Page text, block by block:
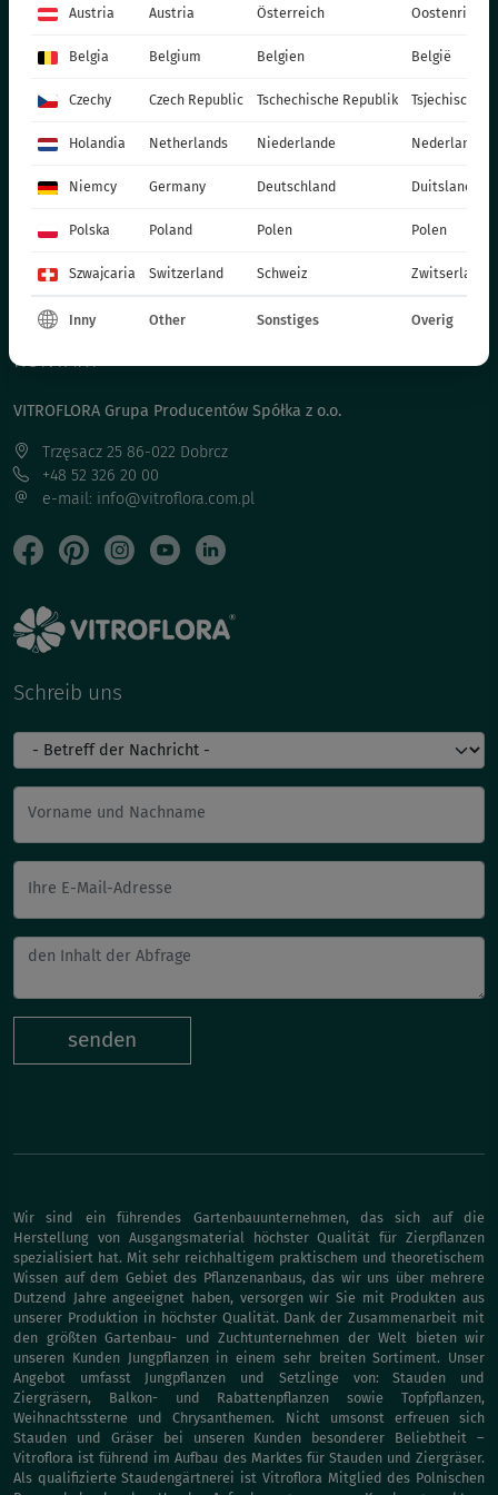
BEETPFLANZEN - FRÜHLING
CHRYSANTHEMEN
WEIHNACHTSSTERN
KATALOG OGRODNIKA
PRODUKTIONSMATERIALIEN
KONTAKT
VITROFLORA Grupa Producentów Spółka z o.o.
Trzęsacz 25 86-022 Dobrcz
+48 52 326 20 00
e-mail: info@vitroflora.com.pl
Schreib uns
Vorname und Nachname
Ihre E-Mail-Adresse
senden
Wir sind ein führendes Gartenbauunternehmen, das sich auf die
Herstellung von Ausgangsmaterial höchster Qualität für Zierpflanzen
spezialisiert hat. Mit sehr reichhaltigem praktischem und theoretischem
Wissen auf dem Gebiet des Pflanzenanbaus, das wir uns über mehrere
Dutzend Jahre angeeignet haben, versorgen wir Sie mit Produkten aus
unserer Produktion in höchster Qualität. Dank der Zusammenarbeit mit
den größten Gartenbau- und Zuchtunternehmen der Welt bieten wir
unseren Kunden Jungpflanzen in einem sehr breiten Sortiment. Unser
Angebot umfasst Jungpflanzen und Setzlinge von: Stauden und
Ziergräsern, Balkon- und Rabattenpflanzen sowie Topfpflanzen,
Weihnachtssterne und Chrysanthemen. Nicht umsonst erfreuen sich
Stauden und Gräser bei unseren Kunden besonderer Beliebtheit –
Vitroflora ist führend im Aufbau des Marktes für Stauden und Ziergräser.
Als qualifizierte Staudengärtnerei ist Vitroflora Mitglied des Polnischen
Austria Austria Österreich Oostenrijk
Belgia Belgium Belgien België
Czechy Czech Republic Tschechische Republik Tsjechische
Holandia Netherlands Niederlande Nederland
Niemcy Germany Deutschland Duitsland
Polska Poland Polen Polen
Szwajcaria Switzerland Schweiz Zwitserland
Inny Other Sonstiges Overig